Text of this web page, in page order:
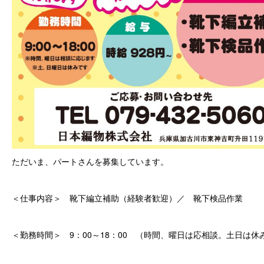
ただいま、パートさんを募集しています。
＜仕事内容＞ 靴下編立補助（経験者歓迎）／ 靴下検品作業
＜勤務時間＞ 9：00～18：00 （時間、曜日は応相談。土日は休